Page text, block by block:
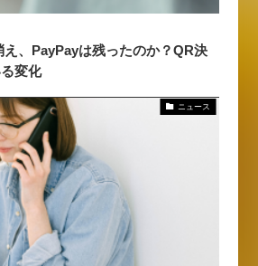
、PayPayは残ったのか？QR決
変化
ニュース